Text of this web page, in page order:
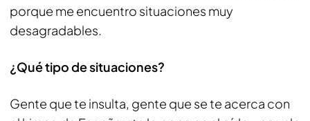
porque me encuentro situaciones muy
desagradables.
¿Qué tipo de situaciones?
Gente que te insulta, gente que se te acerca con